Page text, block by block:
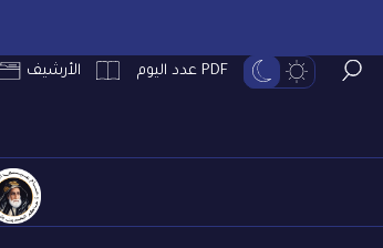
PDF عدد اليوم الأرشيف